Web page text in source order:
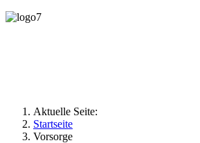
Aktuelle Seite:
Startseite
Vorsorge